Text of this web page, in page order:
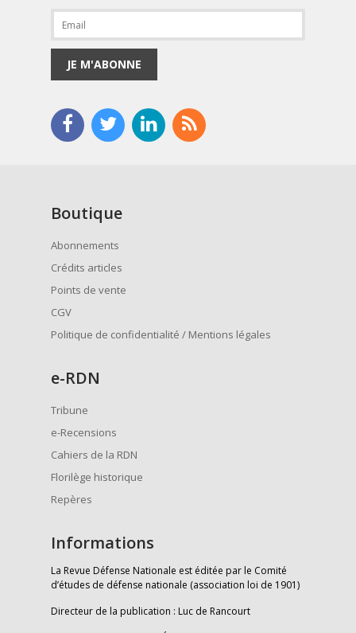
JE M'ABONNE
Boutique
Abonnements
Crédits articles
Points de vente
CGV
Politique de confidentialité / Mentions légales
e-RDN
Tribune
e-Recensions
Cahiers de la RDN
Florilège historique
Repères
Informations
La Revue Défense Nationale est éditée par le Comité
d’études de défense nationale (association loi de 1901)
Directeur de la publication : Luc de Rancourt